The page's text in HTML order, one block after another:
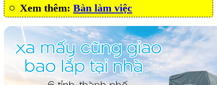
Xem thêm: Bàn làm việc